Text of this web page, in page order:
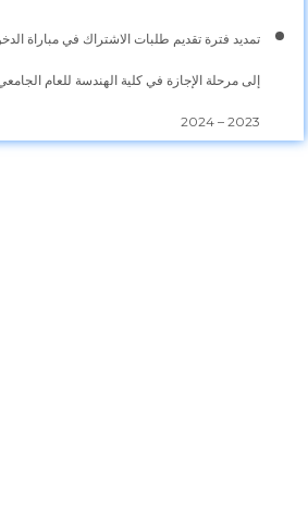
تمديد فترة تقديم طلبات الاشتراك في مباراة
إلى مرحلة الإجازة في كلية الهندسة للعام
2023 – 2024